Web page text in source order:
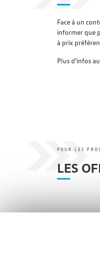
Face à un
informer que
à prix
Plus d’infos
POUR LES PROS
LES